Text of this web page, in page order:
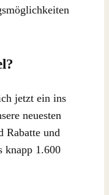
jetzt ein ins
neuesten
Rabatte und
knapp 1.600